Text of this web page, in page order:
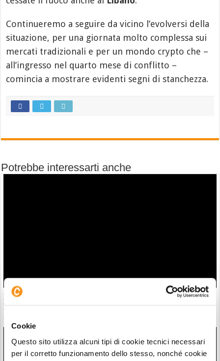
Cookie
Questo sito utilizza alcuni tipi di cookie tecnici necessari
per il corretto funzionamento dello stesso, nonché cookie
Continueremo a seguire da vicino l’evolversi della
situazione, per una giornata molto complessa sui
mercati tradizionali e per un mondo crypto che –
all’ingresso nel quarto mese di conflitto –
comincia a mostrare evidenti segni di stanchezza.
Potrebbe interessarti anche
Intesa Sanpaolo scarica Bitcoin ma triplica Ethereum.
Invariate posizioni su Ripple: tutti i numeri